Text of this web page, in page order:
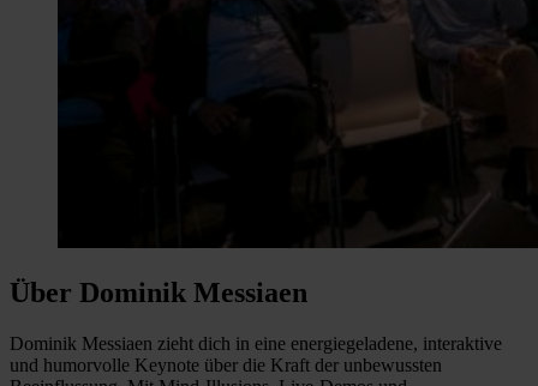
Über Dominik Messiaen
Dominik Messiaen zieht dich in eine energiegeladene, interaktive
und humorvolle Keynote über die Kraft der unbewussten